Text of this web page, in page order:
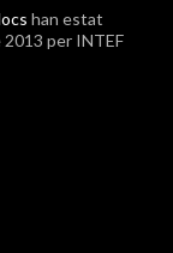
han estat
per INTEF